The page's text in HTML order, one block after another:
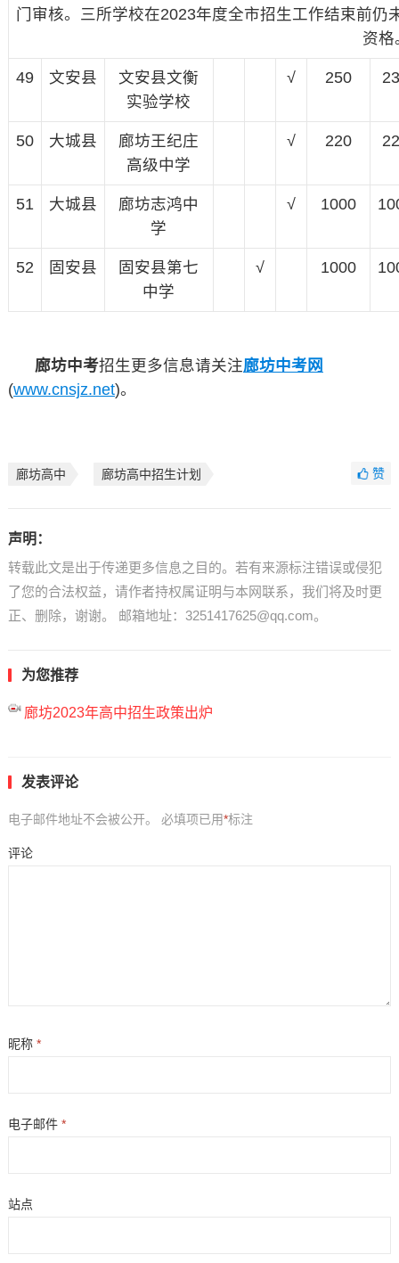
门审核。三所学校在2023年度全市招生工作结束前
资格
49 文安县
文安县文衡
实验学校
√ 250
50 大城县
廊坊王纪庄
高级中学
√ 220
51 大城县
廊坊志鸿中
学
√ 1000
52 固安县
固安县第七
中学
√ 1000
廊坊中考招生更多信息请关注廊坊中考网
(www.cnsjz.net)。
廊坊高中 廊坊高中招生计划 赞
声明：
转载此文是出于传递更多信息之目的。若有来源标注错误或侵犯
了您的合法权益，请作者持权属证明与本网联系，我们将及时更
正、删除，谢谢。 邮箱地址：3251417625@qq.com。
为您推荐
廊坊2023年高中招生政策出炉
发表评论
电子邮件地址不会被公开。 必填项已用*标注
评论
昵称 *
电子邮件 *
站点